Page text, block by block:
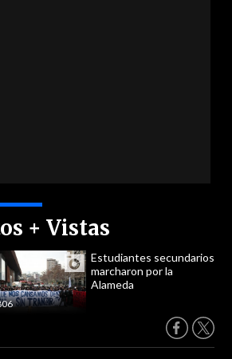
+ Vistas
Estudiantes secundarios
marcharon por la
Alameda